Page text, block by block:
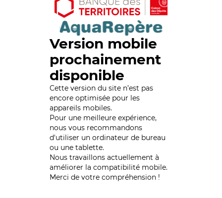
Version mobile
prochainement
disponible
Cette version du site n’est pas
encore optimisée pour les
appareils mobiles.
Pour une meilleure expérience,
nous vous recommandons
d'utiliser un ordinateur de bureau
ou une tablette.
Nous travaillons actuellement à
améliorer la compatibilité mobile.
Merci de votre compréhension !